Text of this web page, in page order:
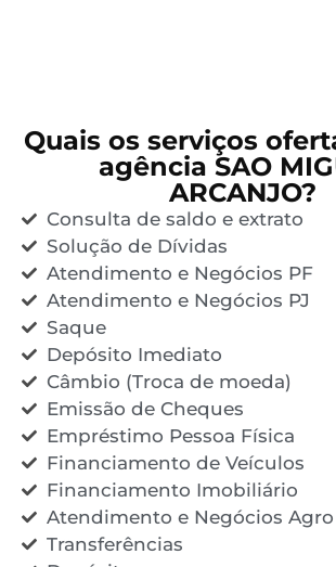
Quais os serviços
agência SAO
ARCANJO?
Consulta de saldo e extrato
Solução de Dívidas
Atendimento e Negócios PF
Atendimento e Negócios PJ
Saque
Depósito Imediato
Câmbio (Troca de moeda)
Emissão de Cheques
Empréstimo Pessoa Física
Financiamento de Veículos
Financiamento Imobiliário
Atendimento e Negócios Agro
Transferências